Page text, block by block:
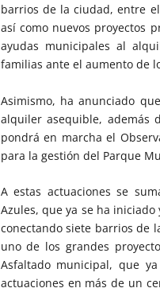
barrios de la ciudad, entre
así como nuevos proyectos
ayudas municipales al
familias ante el aumento de
Asimismo, ha anunciado
alquiler asequible, además
pondrá en marcha el
para la gestión del Parque
A estas actuaciones se
Azules, que ya se ha
conectando siete barrios de
uno de los grandes
Asfaltado municipal, que
actuaciones en más de un